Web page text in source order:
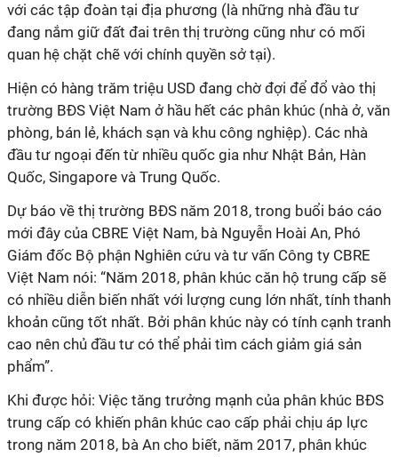
với các tập đoàn tại địa phương (là những nhà đầu tư
đang nắm giữ đất đai trên thị trường cũng như có mối
quan hệ chặt chẽ với chính quyền sở tại).
Hiện có hàng trăm triệu USD đang chờ đợi để đổ vào thị
trường BĐS Việt Nam ở hầu hết các phân khúc (nhà ở, văn
phòng, bán lẻ, khách sạn và khu công nghiệp). Các nhà
đầu tư ngoại đến từ nhiều quốc gia như Nhật Bản, Hàn
Quốc, Singapore và Trung Quốc.
Dự báo về thị trường BĐS năm 2018, trong buổi báo cáo
mới đây của CBRE Việt Nam, bà Nguyễn Hoài An, Phó
Giám đốc Bộ phận Nghiên cứu và tư vấn Công ty CBRE
Việt Nam nói: “Năm 2018, phân khúc căn hộ trung cấp sẽ
có nhiều diễn biến nhất với lượng cung lớn nhất, tính thanh
khoản cũng tốt nhất. Bởi phân khúc này có tính cạnh tranh
cao nên chủ đầu tư có thể phải tìm cách giảm giá sản
phẩm”.
Khi được hỏi: Việc tăng trưởng mạnh của phân khúc BĐS
trung cấp có khiến phân khúc cao cấp phải chịu áp lực
trong năm 2018, bà An cho biết, năm 2017, phân khúc